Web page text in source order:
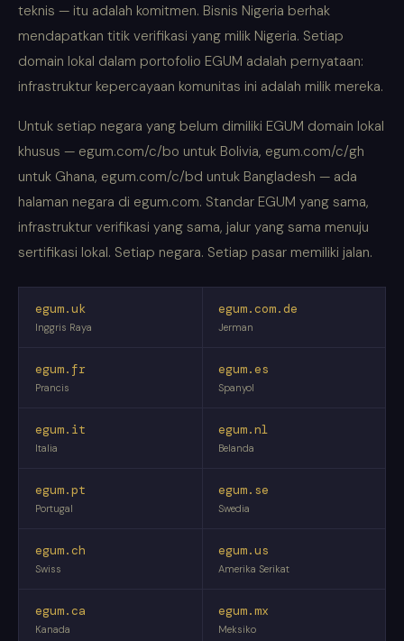
teknis — itu adalah komitmen. Bisnis Nigeria berhak
mendapatkan titik verifikasi yang milik Nigeria. Setiap
domain lokal dalam portofolio EGUM adalah pernyataan:
infrastruktur kepercayaan komunitas ini adalah milik mereka.
Untuk setiap negara yang belum dimiliki EGUM domain lokal
khusus — egum.com/c/bo untuk Bolivia, egum.com/c/gh
untuk Ghana, egum.com/c/bd untuk Bangladesh — ada
halaman negara di egum.com. Standar EGUM yang sama,
infrastruktur verifikasi yang sama, jalur yang sama menuju
sertifikasi lokal. Setiap negara. Setiap pasar memiliki jalan.
egum.uk
Inggris Raya
egum.com.de
Jerman
egum.fr
Prancis
egum.es
Spanyol
egum.it
Italia
egum.nl
Belanda
egum.pt
Portugal
egum.se
Swedia
egum.ch
Swiss
egum.us
Amerika Serikat
egum.ca
Kanada
egum.mx
Meksiko